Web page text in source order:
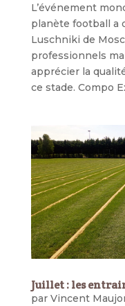
L’événement
planète football a
Luschniki de
professionnels
apprécier la
ce stade. Compo
Juillet : les
par Vincent